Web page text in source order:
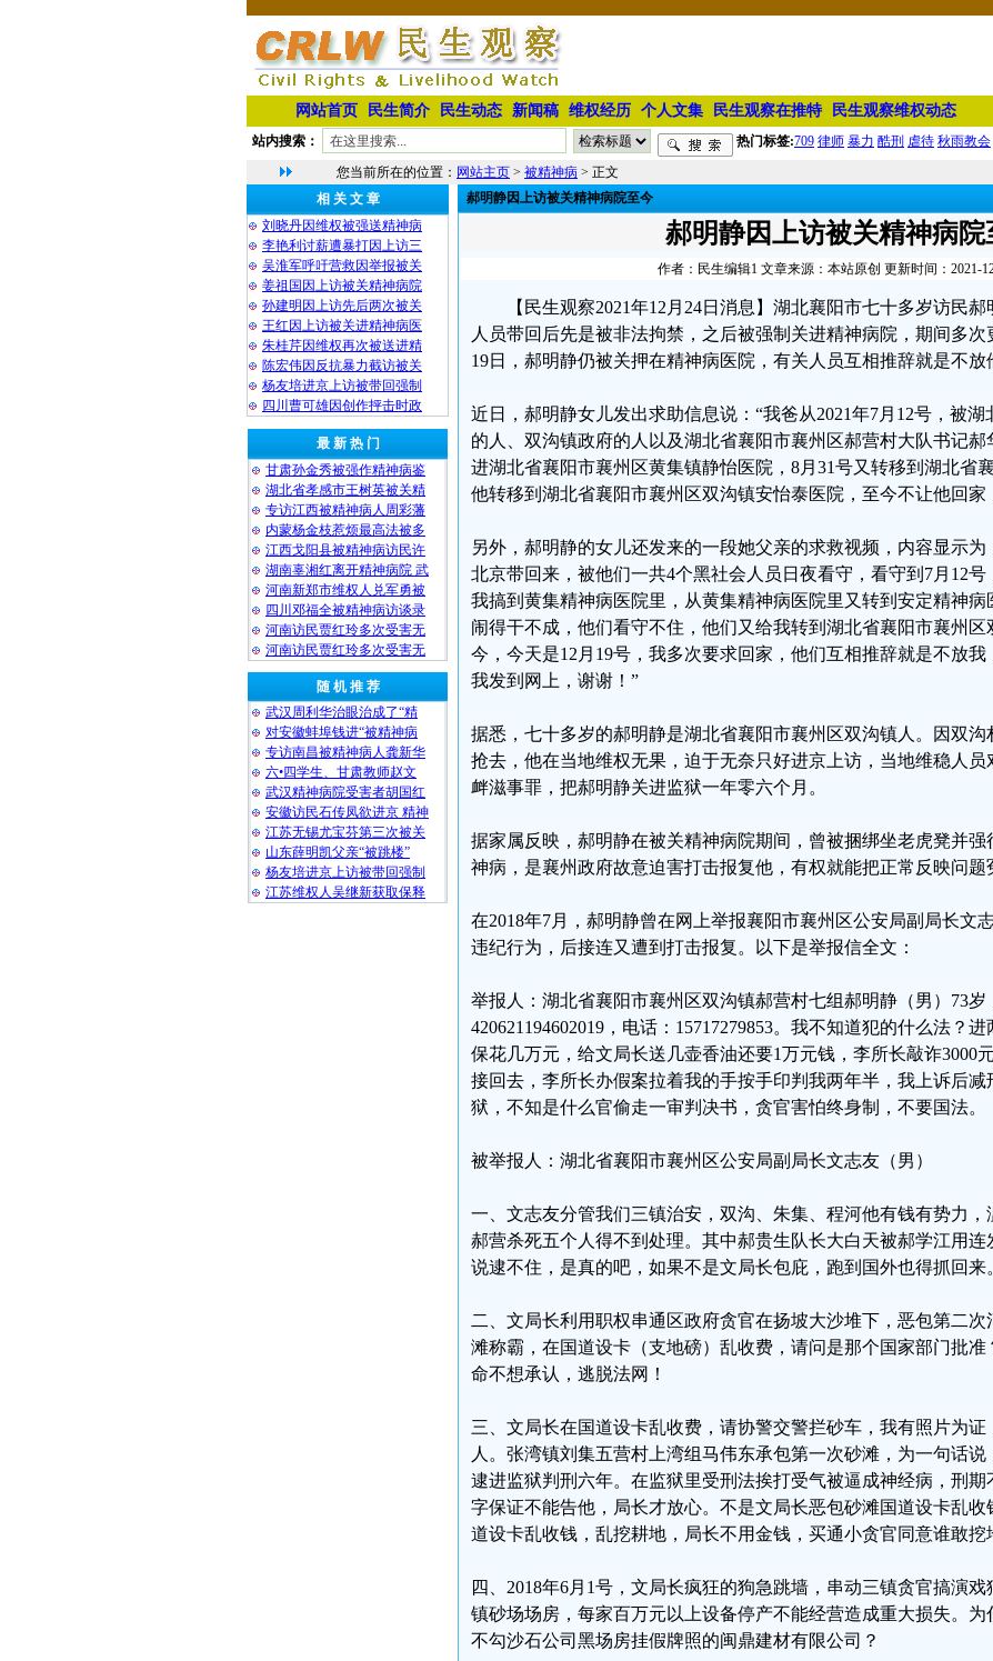
网站首页 民生简介 民生动态 新闻稿 维权经历 个人文集 民生观察在推特 民生观察维权动态
站内搜索： 热门标签:709 律师 暴力 酷刑 虐待 秋雨教会
您当前所在的位置： 网站主页 > 被精神病 > 正文
相 关 文 章
刘晓丹因维权被强送精神病
李艳利讨薪遭暴打因上访三
吴淮军呼吁营救因举报被关
姜祖国因上访被关精神病院
孙建明因上访先后两次被关
王红因上访被关进精神病医
朱桂芹因维权再次被送进精
陈宏伟因反抗暴力截访被关
杨友培进京上访被带回强制
四川曹可雄因创作抨击时政
最 新 热 门
甘肃孙金秀被强作精神病鉴
湖北省孝感市王树英被关精
专访江西被精神病人周彩藩
内蒙杨金枝惹烦最高法被多
江西戈阳县被精神病访民许
湖南辜湘红离开精神病院 武
河南新郑市维权人兑军勇被
四川邓福全被精神病访谈录
河南访民贾红玲多次受害无
河南访民贾红玲多次受害无
随 机 推 荐
武汉周利华治眼治成了“精
对安徽蚌埠钱进“被精神病
专访南昌被精神病人龚新华
六•四学生、甘肃教师赵文
武汉精神病院受害者胡国红
安徽访民石传凤欲进京 精神
江苏无锡尤宝芬第三次被关
山东薛明凯父亲“被跳楼”
杨友培进京上访被带回强制
江苏维权人吴继新获取保释
郝明静因上访被关精神病院至今
郝明静因上访被关精神病院
作者：民生编辑1 文章来源：本站原创 更新时间：2021-
【民生观察2021年12月24日消息】湖北襄阳市七十多岁访民
人员带回后先是被非法拘禁，之后被强制关进精神病院，期间多次
19日，郝明静仍被关押在精神病医院，有关人员互相推辞就是不放
近日，郝明静女儿发出求助信息说：“我爸从2021年7月12号，被
的人、双沟镇政府的人以及湖北省襄阳市襄州区郝营村大队书记
进湖北省襄阳市襄州区黄集镇静怡医院，8月31号又转移到湖北省
他转移到湖北省襄阳市襄州区双沟镇安怡泰医院，至今不让他回家
另外，郝明静的女儿还发来的一段她父亲的求救视频，内容显示为
北京带回来，被他们一共4个黑社会人员日夜看守，看守到7月12
我搞到黄集精神病医院里，从黄集精神病医院里又转到安定精神
闹得干不成，他们看守不住，他们又给我转到湖北省襄阳市襄州
今，今天是12月19号，我多次要求回家，他们互相推辞就是不放
我发到网上，谢谢！”
据悉，七十多岁的郝明静是湖北省襄阳市襄州区双沟镇人。因双
抢去，他在当地维权无果，迫于无奈只好进京上访，当地维稳人员
衅滋事罪，把郝明静关进监狱一年零六个月。
据家属反映，郝明静在被关精神病院期间，曾被捆绑坐老虎凳并
神病，是襄州政府故意迫害打击报复他，有权就能把正常反映问题
在2018年7月，郝明静曾在网上举报襄阳市襄州区公安局副局长文
违纪行为，后接连又遭到打击报复。以下是举报信全文：
举报人：湖北省襄阳市襄州区双沟镇郝营村七组郝明静（男）73岁
420621194602019，电话：15717279853。我不知道犯的什么法？
保花几万元，给文局长送几壶香油还要1万元钱，李所长敲诈3000
接回去，李所长办假案拉着我的手按手印判我两年半，我上诉后减
狱，不知是什么官偷走一审判决书，贪官害怕终身制，不要国法。
被举报人：湖北省襄阳市襄州区公安局副局长文志友（男）
一、文志友分管我们三镇治安，双沟、朱集、程河他有钱有势力
郝营杀死五个人得不到处理。其中郝贵生队长大白天被郝学江用
说逮不住，是真的吧，如果不是文局长包庇，跑到国外也得抓回来。
二、文局长利用职权串通区政府贪官在扬坡大沙堆下，恶包第二
滩称霸，在国道设卡（支地磅）乱收费，请问是那个国家部门批准
命不想承认，逃脱法网！
三、文局长在国道设卡乱收费，请协警交警拦砂车，我有照片为
人。张湾镇刘集五营村上湾组马伟东承包第一次砂滩，为一句话
逮进监狱判刑六年。在监狱里受刑法挨打受气被逼成神经病，刑
字保证不能告他，局长才放心。不是文局长恶包砂滩国道设卡乱
道设卡乱收钱，乱挖耕地，局长不用金钱，买通小贪官同意谁敢挖
四、2018年6月1号，文局长疯狂的狗急跳墙，串动三镇贪官搞演
镇砂场场房，每家百万元以上设备停产不能经营造成重大损失。
不勾沙石公司黑场房挂假牌照的闽鼎建材有限公司？